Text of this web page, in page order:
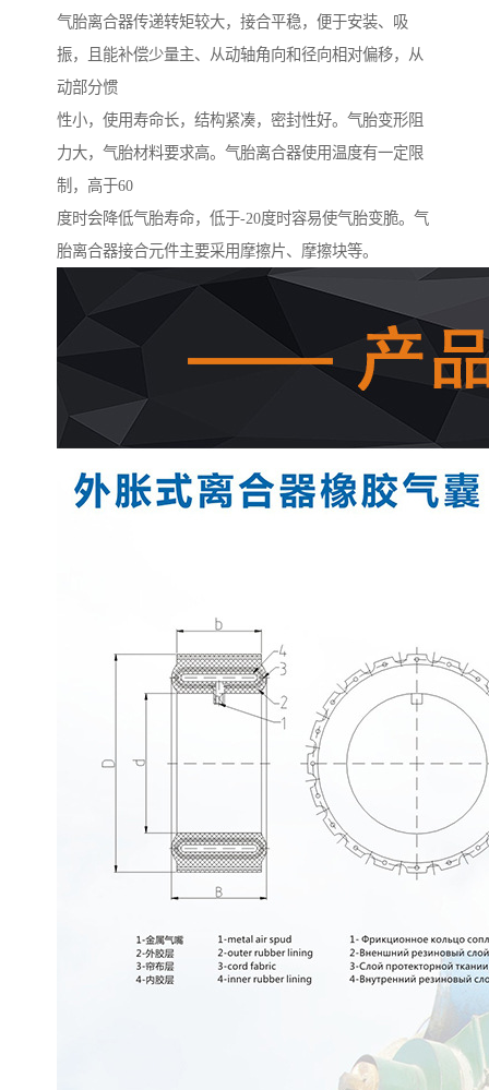
气胎离合器传递转矩较大，接合平稳，便于安装、吸
振，且能补偿少量主、从动轴角向和径向相对偏移，从
动部分惯
性小，使用寿命长，结构紧凑，密封性好。气胎变形阻
力大，气胎材料要求高。气胎离合器使用温度有一定限
制，高于60
度时会降低气胎寿命，低于-20度时容易使气胎变脆。气
胎离合器接合元件主要采用摩擦片、摩擦块等。